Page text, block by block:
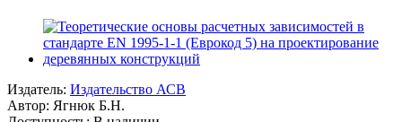
Издатель: Издательство АСВ
Автор: Ягнюк Б.Н.